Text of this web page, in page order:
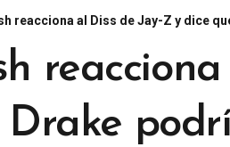
reacciona al Diss de Jay-Z y dice